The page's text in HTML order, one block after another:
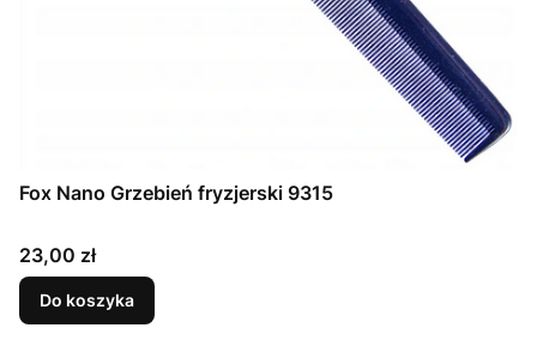
Fox Nano Grzebień fryzjerski 9315
Cena
23,00 zł
Do koszyka